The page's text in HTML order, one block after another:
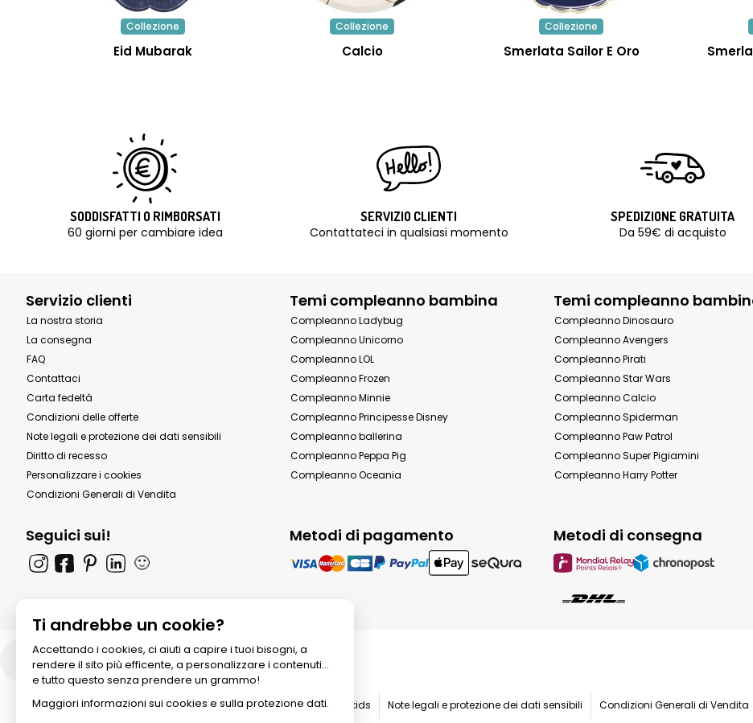
Collezione
Eid Mubarak
Collezione
Calcio
Collezione
Smerlata Sailor E Oro
SODDISFATTI O RIMBORSATI
60 giorni per cambiare idea
SERVIZIO CLIENTI
Contattateci in qualsiasi momento
SPEDIZIONE GRATUITA
Da 59€ di acquisto
Servizio clienti
La nostra storia
La consegna
FAQ
Contattaci
Carta fedeltà
Condizioni delle offerte
Note legali e protezione dei dati sensibili
Diritto di recesso
Personalizzare i cookies
Condizioni Generali di Vendita
Temi compleanno bambina
Compleanno Ladybug
Compleanno Unicorno
Compleanno LOL
Compleanno Frozen
Compleanno Minnie
Compleanno Principesse Disney
Compleanno ballerina
Compleanno Peppa Pig
Compleanno Oceania
Temi compleanno
Compleanno Dinosauro
Compleanno Avengers
Compleanno Pirati
Compleanno Star Wars
Compleanno Calcio
Compleanno Spiderman
Compleanno Paw Patrol
Compleanno Super Pigiamini
Compleanno Harry Potter
Seguici sui!
🙂
Metodi di pagamento Metodi di consegna
Ti andrebbe un cookie?
Accettando i cookies, ci aiuti a capire i tuoi bisogni, a
rendere il sito più efficente, a personalizzare i contenuti...
e tutto questo senza prendere un grammo!
Maggiori informazioni sui cookies e sulla protezione dati.
Italia
© 2026 All rights reserved. Annikids Note legali e protezione dei dati sensibili Condizioni Generali di Vendita